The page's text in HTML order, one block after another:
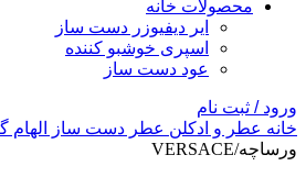
محصولات خانه
ایر دیفیوزر دست ساز
اسپری خوشبو کننده
عود دست ساز
ورود / ثبت نام
خانه عطر و ادکلن عطر دست ساز
الهام
ورساچه/VERSACE